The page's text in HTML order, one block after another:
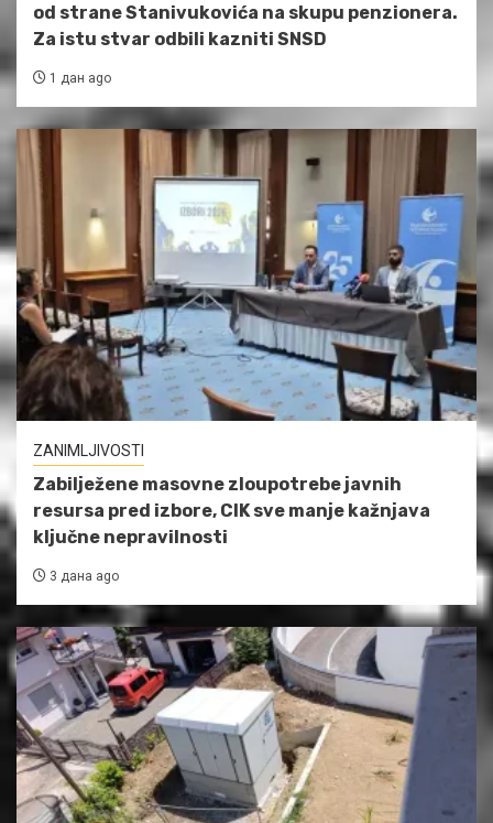
od strane Stanivukovića na skupu penzionera.
Za istu stvar odbili kazniti SNSD
1 дан ago
ZANIMLJIVOSTI
Zabilježene masovne zloupotrebe javnih
resursa pred izbore, CIK sve manje kažnjava
ključne nepravilnosti
3 дана ago